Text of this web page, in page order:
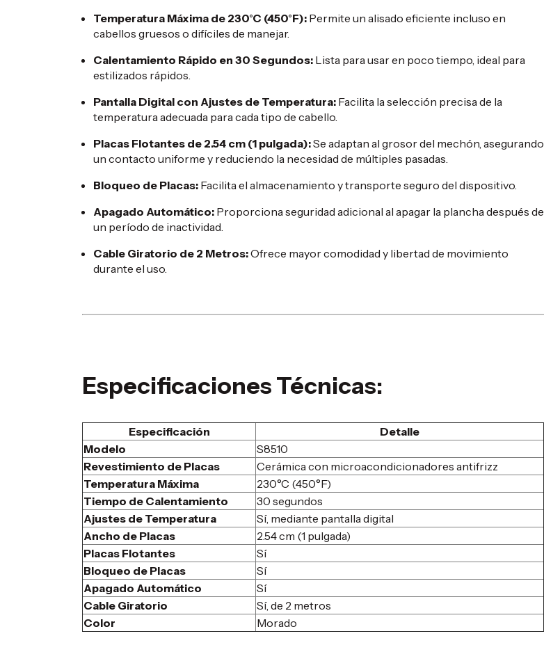
Temperatura Máxima de 230°C (450°F): Permite un alisado eficiente incluso en
cabellos gruesos o difíciles de manejar.
Calentamiento Rápido en 30 Segundos: Lista para usar en poco tiempo, ideal para
estilizados rápidos.
Pantalla Digital con Ajustes de Temperatura: Facilita la selección precisa de la
temperatura adecuada para cada tipo de cabello.
Placas Flotantes de 2.54 cm (1 pulgada):Se adaptan al grosor del mechón, asegurando
un contacto uniforme y reduciendo la necesidad de múltiples pasadas.
Bloqueo de Placas: Facilita el almacenamiento y transporte seguro del dispositivo.
Apagado Automático: Proporciona seguridad adicional al apagar la plancha después de
un período de inactividad.
Cable Giratorio de 2 Metros:Ofrece mayor comodidad y libertad de movimiento
durante el uso.
Especificaciones Técnicas:
Especificación
Detalle
Modelo
S8510
Revestimiento de Placas
Cerámica con microacondicionadores antifrizz
Temperatura Máxima
230°C (450°F)
Tiempo de Calentamiento
30 segundos
Ajustes de Temperatura
Sí, mediante pantalla digital
Ancho de Placas
2.54 cm (1 pulgada)
Placas Flotantes
Sí
Bloqueo de Placas
Sí
Apagado Automático
Sí
Cable Giratorio
Sí, de 2 metros
Color
Morado